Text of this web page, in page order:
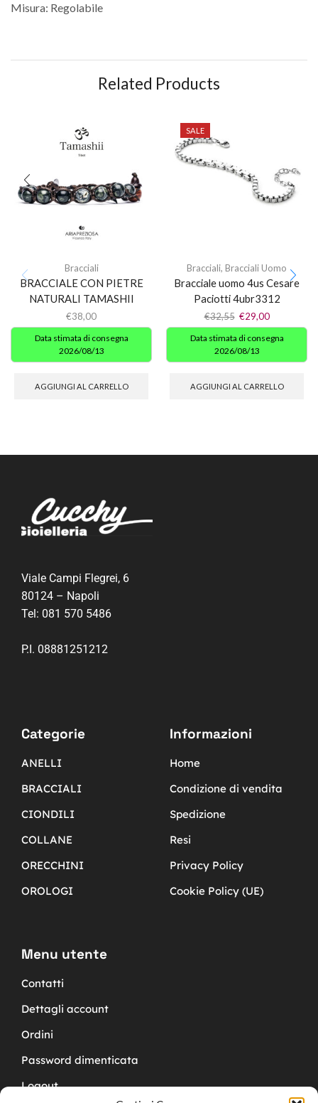
Misura: Regolabile
Related Products
Bracciali
BRACCIALE CON PIETRE
NATURALI TAMASHII
€38,00
Data stimata di consegna
2026/08/13
AGGIUNGI AL CARRELLO
SALE
Bracciali, Bracciali Uomo
Bracciale uomo 4us Cesare
Paciotti 4ubr3312
€32,55 €29,00
Data stimata di consegna
2026/08/13
AGGIUNGI AL CARRELLO
Viale Campi Flegrei, 6
80124 – Napoli
Tel: 081 570 5486
P.I. 08881251212
Categorie
ANELLI
BRACCIALI
CIONDILI
COLLANE
ORECCHINI
OROLOGI
Informazioni
Home
Condizione di vendita
Spedizione
Resi
Privacy Policy
Cookie Policy (UE)
Menu utente
Contatti
Dettagli account
Ordini
Password dimenticata
Logout